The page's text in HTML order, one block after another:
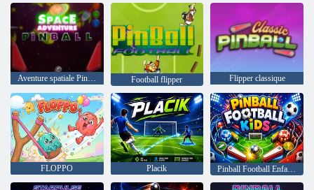
Aventure spatiale Pinball Football flipper Flipper classique
FLOPPO Placik Pinball Football Enfants